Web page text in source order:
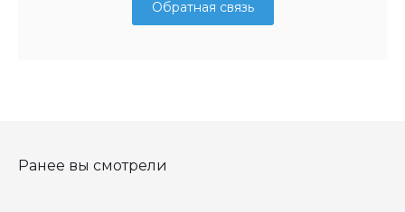
Обратная связь
Ранее вы смотрели